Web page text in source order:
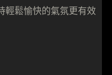
輕鬆愉快的氣氛更有效